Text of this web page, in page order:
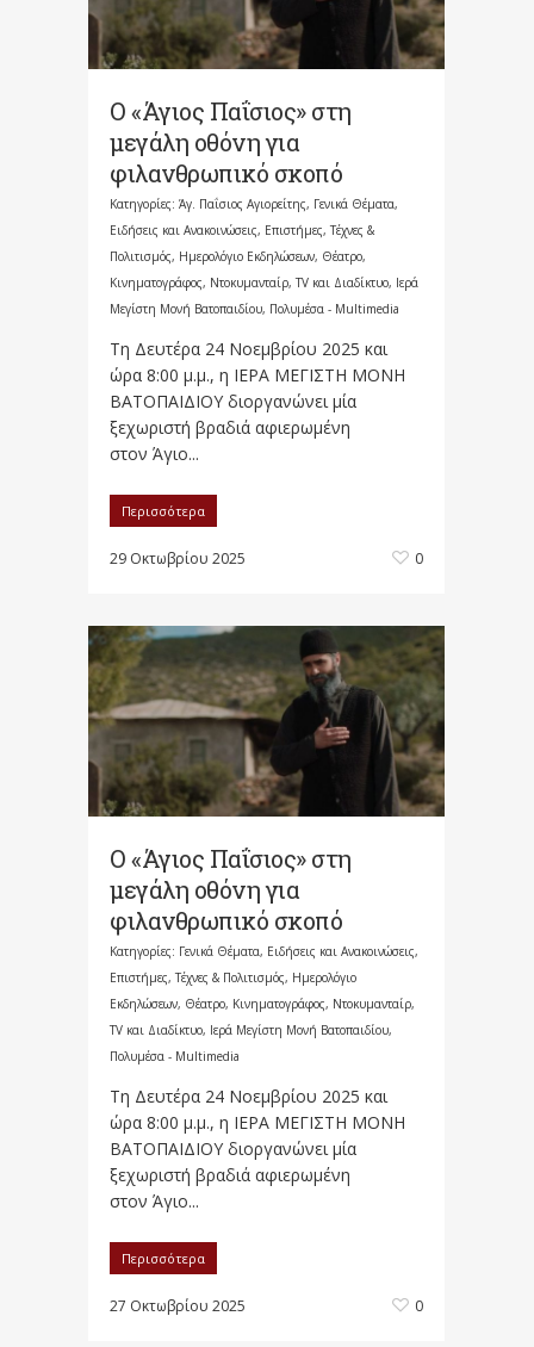
Ο «Άγιος Παΐσιος» στη
μεγάλη οθόνη για
φιλανθρωπικό σκοπό
Κατηγορίες: Άγ. Παΐσιος Αγιορείτης, Γενικά Θέματα,
Ειδήσεις και Ανακοινώσεις, Επιστήμες, Τέχνες &
Πολιτισμός, Ημερολόγιο Εκδηλώσεων, Θέατρο,
Κινηματογράφος, Ντοκυμανταίρ, TV και Διαδίκτυο, Ιερά
Μεγίστη Μονή Βατοπαιδίου, Πολυμέσα - Multimedia
Τη Δευτέρα 24 Νοεμβρίου 2025 και
ώρα 8:00 μ.μ., η ΙΕΡΑ ΜΕΓΙΣΤΗ ΜΟΝΗ
ΒΑΤΟΠΑΙΔΙΟΥ διοργανώνει μία
ξεχωριστή βραδιά αφιερωμένη
στον Άγιο...
Περισσότερα
29 Οκτωβρίου 2025 0
Ο «Άγιος Παΐσιος» στη
μεγάλη οθόνη για
φιλανθρωπικό σκοπό
Κατηγορίες: Γενικά Θέματα, Ειδήσεις και Ανακοινώσεις,
Επιστήμες, Τέχνες & Πολιτισμός, Ημερολόγιο
Εκδηλώσεων, Θέατρο, Κινηματογράφος, Ντοκυμανταίρ,
TV και Διαδίκτυο, Ιερά Μεγίστη Μονή Βατοπαιδίου,
Πολυμέσα - Multimedia
Τη Δευτέρα 24 Νοεμβρίου 2025 και
ώρα 8:00 μ.μ., η ΙΕΡΑ ΜΕΓΙΣΤΗ ΜΟΝΗ
ΒΑΤΟΠΑΙΔΙΟΥ διοργανώνει μία
ξεχωριστή βραδιά αφιερωμένη
στον Άγιο...
Περισσότερα
27 Οκτωβρίου 2025 0